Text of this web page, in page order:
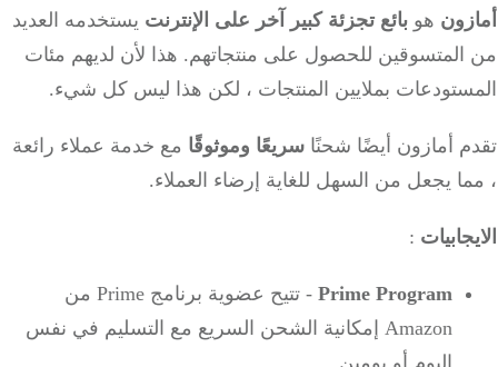
هو بائع تجزئة كبير آخر على الإنترنتيستخدمه العديد
للحصول على منتجاتهم.هذا لأن لديهم مئات
بملايين المنتجات ، لكن هذا ليس كل شيء.
أمازون أيضًا شحنًاسريعًا وموثوقًامع خدمة عملاء رائعة
يجعل من السهل للغاية إرضاء العملاء.
:
Prime Program
- تتيح عضوية برنامج Prime من
Amazon إمكانية الشحن السريع مع التسليم في نفس
اليوم أو يومين.